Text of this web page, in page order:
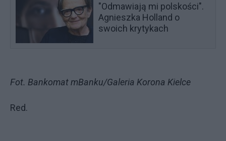
"Odmawiają mi polskości".
Agnieszka Holland o
swoich krytykach
Fot. Bankomat mBanku/Galeria Korona Kielce
Red.